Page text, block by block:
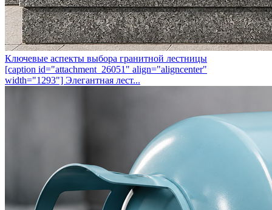
Ключевые аспекты выбора гранитной лестницы
[caption id="attachment_26051" align="aligncenter"
width="1293"] Элегантная лест...